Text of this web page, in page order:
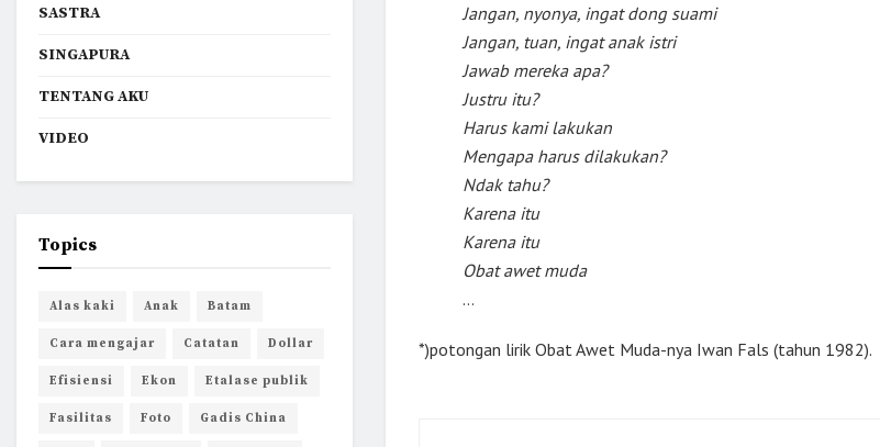
Jangan, nyonya, ingat dong suami
Jangan, tuan, ingat anak istri
Jawab mereka apa?
Justru itu?
Harus kami lakukan
Mengapa harus dilakukan?
Ndak tahu?
Karena itu
Karena itu
Obat awet muda
…
*)potongan lirik Obat Awet Muda-nya Iwan Fals (tahun 1982).
SASTRA
SINGAPURA
TENTANG AKU
VIDEO
Topics
Alas kaki Anak Batam
Cara mengajar Catatan Dollar
Efisiensi Ekon Etalase publik
Fasilitas Foto Gadis China